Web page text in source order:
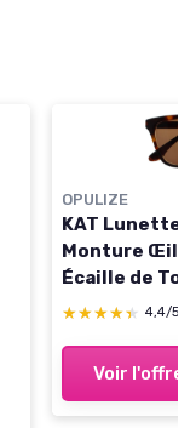
OPULIZE
KAT
Monture Œil-
Écaille de
pour
Pack - Écaille
★★★★★
★★★★★ 4,4/5
Voir l'offre